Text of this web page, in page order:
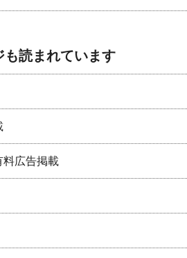
も読まれています
料広告掲載